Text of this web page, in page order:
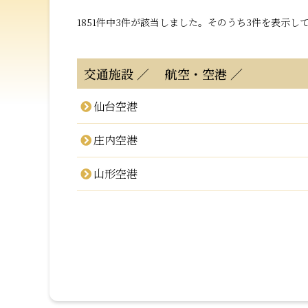
1851件中3件が該当しました。そのうち3件を表示して
交通施設 航空・空港
仙台空港
庄内空港
山形空港